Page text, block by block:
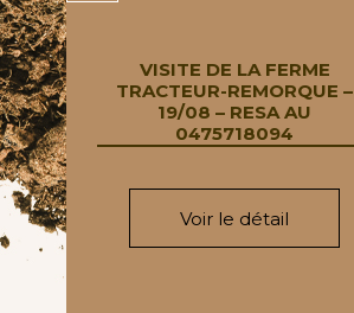
VISITE DE LA FERME
TRACTEUR-REMORQUE –
19/08 – RESA AU
0475718094
Voir le détail